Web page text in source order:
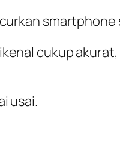
smartphone
cukup
usai.